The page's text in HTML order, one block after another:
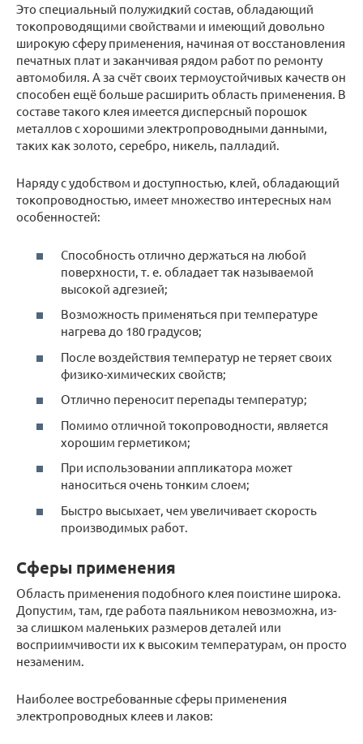
Это специальный полужидкий состав, обладающий
токопроводящими свойствами и имеющий довольно
широкую сферу применения, начиная от восстановления
печатных плат и заканчивая рядом работ по ремонту
автомобиля. А за счёт своих термоустойчивых качеств он
способен ещё больше расширить область применения. В
составе такого клея имеется дисперсный порошок
металлов с хорошими электропроводными данными,
таких как золото, серебро, никель, палладий.
Наряду с удобством и доступностью, клей, обладающий
токопроводностью, имеет множество интересных нам
особенностей:
Способность отлично держаться на любой
поверхности, т. е. обладает так называемой
высокой адгезией;
Возможность применяться при температуре
нагрева до 180 градусов;
После воздействия температур не теряет своих
физико-химических свойств;
Отлично переносит перепады температур;
Помимо отличной токопроводности, является
хорошим герметиком;
При использовании аппликатора может
наноситься очень тонким слоем;
Быстро высыхает, чем увеличивает скорость
производимых работ.
Сферы применения
Область применения подобного клея поистине широка.
Допустим, там, где работа паяльником невозможна, из-
за слишком маленьких размеров деталей или
восприимчивости их к высоким температурам, он просто
незаменим.
Наиболее востребованные сферы применения
электропроводных клеев и лаков: